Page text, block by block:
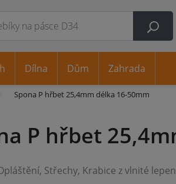
Spona P hřbet 25,4mm délka 16-50mm
P hřbet
Střechy, Krabice z vlnité lepenky, Izolační
Dílna Dům Zahrada